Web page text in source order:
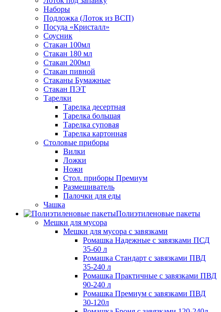
Наборы
Подложка (Лоток из ВСП)
Посуда «Кристалл»
Соусник
Стакан 100мл
Стакан 180 мл
Стакан 200мл
Стакан пивной
Стаканы Бумажные
Стакан ПЭТ
Тарелки
Тарелка десертная
Тарелка большая
Тарелка суповая
Тарелка картонная
Столовые приборы
Вилки
Ложки
Ножи
Стол. приборы Премиум
Размешиватель
Палочки для еды
Чашка
Полиэтиленовые пакеты
Мешки для мусора
Мешки для мусора с завязками
Ромашка Надежные с завязками ПСД
35-60 л
Ромашка Стандарт с завязками ПВД
35-240 л
Ромашка Практичные с завязками ПВД
90-240 л
Ромашка Премиум с завязками ПВД
30-120л